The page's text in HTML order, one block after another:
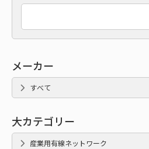
メーカー
すべて
大カテゴリー
産業用有線ネットワーク